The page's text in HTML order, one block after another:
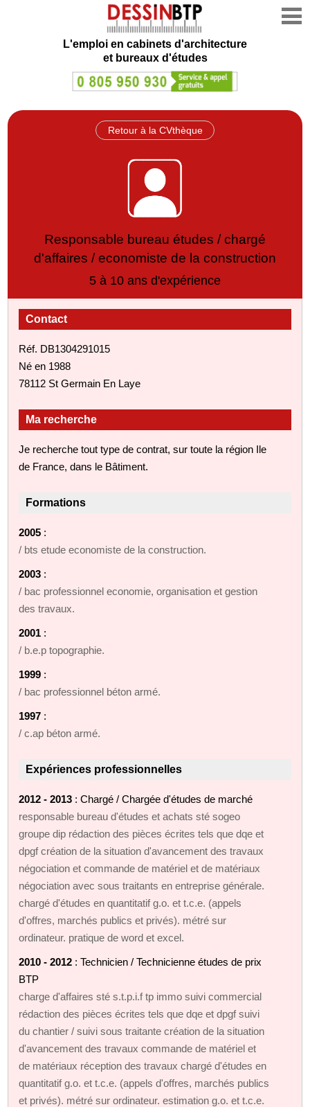
L'emploi en cabinets d'architecture
et bureaux d'études
Retour à la CVthèque
Responsable bureau études / chargé
d'affaires / economiste de la construction
5 à 10 ans d'expérience
Contact
Réf. DB1304291015
Né en 1988
78112 St Germain En Laye
Ma recherche
Je recherche tout type de contrat, sur toute la région Ile
de France, dans le Bâtiment.
Formations
2005 :
/ bts etude economiste de la construction.
2003 :
/ bac professionnel economie, organisation et gestion
des travaux.
2001 :
/ b.e.p topographie.
1999 :
/ bac professionnel béton armé.
1997 :
/ c.ap béton armé.
Expériences professionnelles
2012 - 2013 : Chargé / Chargée d'études de marché
responsable bureau d'études et achats sté sogeo
groupe dip rédaction des pièces écrites tels que dqe et
dpgf création de la situation d'avancement des travaux
négociation et commande de matériel et de matériaux
négociation avec sous traitants en entreprise générale.
chargé d'études en quantitatif g.o. et t.c.e. (appels
d'offres, marchés publics et privés). métré sur
ordinateur. pratique de word et excel.
2010 - 2012 : Technicien / Technicienne études de prix
BTP
charge d'affaires sté s.t.p.i.f tp immo suivi commercial
rédaction des pièces écrites tels que dqe et dpgf suivi
du chantier / suivi sous traitante création de la situation
d'avancement des travaux commande de matériel et
de matériaux réception des travaux chargé d'études en
quantitatif g.o. et t.c.e. (appels d'offres, marchés publics
et privés). métré sur ordinateur. estimation g.o. et t.c.e.